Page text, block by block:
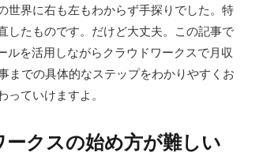
世界に右も左もわからず手探りでした。特
したものです。だけど大丈夫。この記事で
を活用しながらクラウドワークスで月収
までの具体的なステップをわかりやすくお
ていけますよ。
クスの始め方が難しい